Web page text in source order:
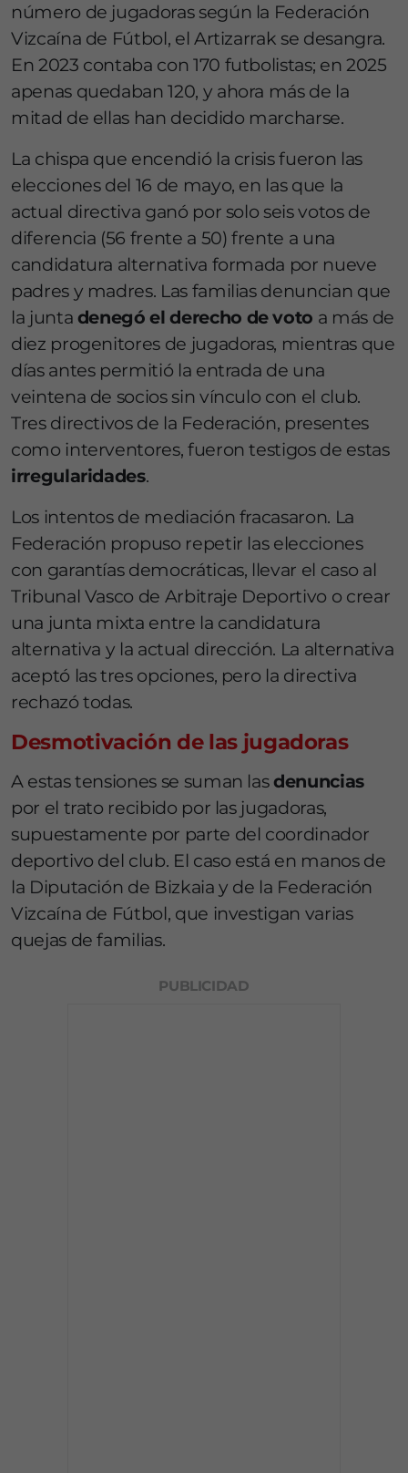
número de jugadoras según la Federación
Vizcaína de Fútbol, el Artizarrak se desangra.
En 2023 contaba con 170 futbolistas; en 2025
apenas quedaban 120, y ahora más de la
mitad de ellas han decidido marcharse.
La chispa que encendió la crisis fueron las
elecciones del 16 de mayo, en las que la
actual directiva ganó por solo seis votos de
diferencia (56 frente a 50) frente a una
candidatura alternativa formada por nueve
padres y madres. Las familias denuncian que
la junta denegó el derecho de voto a más de
diez progenitores de jugadoras, mientras que
días antes permitió la entrada de una
veintena de socios sin vínculo con el club.
Tres directivos de la Federación, presentes
como interventores, fueron testigos de estas
irregularidades.
Los intentos de mediación fracasaron. La
Federación propuso repetir las elecciones
con garantías democráticas, llevar el caso al
Tribunal Vasco de Arbitraje Deportivo o crear
una junta mixta entre la candidatura
alternativa y la actual dirección. La alternativa
aceptó las tres opciones, pero la directiva
rechazó todas.
Desmotivación de las jugadoras
A estas tensiones se suman lasdenuncias
por el trato recibido por las jugadoras,
supuestamente por parte del coordinador
deportivo del club. El caso está en manos de
la Diputación de Bizkaia y de la Federación
Vizcaína de Fútbol, que investigan varias
quejas de familias.
PUBLICIDAD